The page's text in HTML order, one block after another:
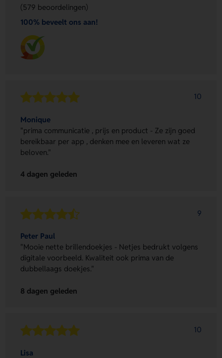
(579 beoordelingen)
100% beveelt ons aan!
10
Monique
"prima communicatie , prijs en product - Ze zijn goed
bereikbaar per app , denken mee en leveren wat ze
beloven."
4 dagen geleden
9
Peter Paul
"Mooie nette brillendoekjes - Netjes bedrukt volgens
digitale voorbeeld. Kwaliteit ook prima van de
dubbellaags doekjes."
8 dagen geleden
10
Lisa